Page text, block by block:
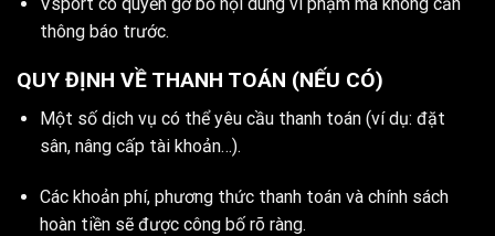
thông báo trước.
QUY ĐỊNH VỀ THANH TOÁN (NẾU CÓ)
Một số dịch vụ có thể yêu cầu thanh toán (ví dụ: đặt
sân, nâng cấp tài khoản…).
Các khoản phí, phương thức thanh toán và chính sách
hoàn tiền sẽ được công bố rõ ràng.